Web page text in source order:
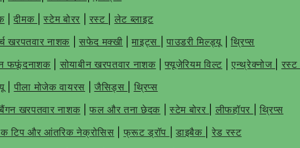
|दीमक |स्टेम बोरर रस्ट
लेट ब्लाइट
खरपतवार नाशक सफेद मक्खी |माइट्स |पाउडरी मिल्ड्यू
थ्रिप्स
फफूंदनाशक सोयाबीन खरपतवार नाशक |फ्यूजेरियम विल्ट |एन्थ्रेक्नोज रस्ट
| पीला मोजेक वायरस जैसिड्स
थ्रिप्स
बैंगन खरपतवार नाशक |फल और तना छेदक |स्टेम बोरर लीफहॉपर
थ्रिप्स
टिप और आंतरिक नेक्रोसिस फ्रूट ड्रॉप |डाइबैक
रेड रस्ट